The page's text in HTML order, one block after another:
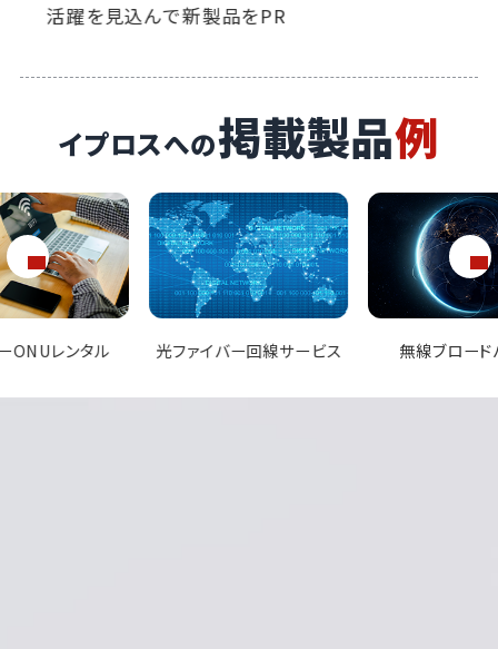
り自社製品の活躍の場が広がっています
イプロスへの掲載製品例
ー回線サービス 無線ブロードバンド
ISP（インターネ